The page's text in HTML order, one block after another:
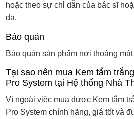
hoặc theo sự chỉ dẫn của bác sĩ
da.
Bảo quản
Bảo quản sản phẩm nơi thoáng mát
Tại sao nên mua Kem tắm
Pro System tại Hệ thống Nhà
Vì ngoài việc mua được Kem tắm
Pro System chính hãng, giá tốt và